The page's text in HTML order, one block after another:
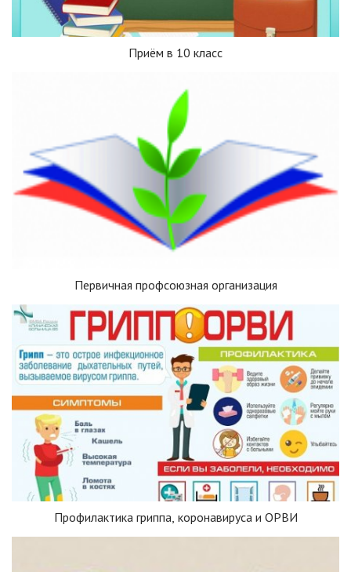
Приём в 10 класс
Первичная профсоюзная организация
Профилактика гриппа, коронавируса и ОРВИ